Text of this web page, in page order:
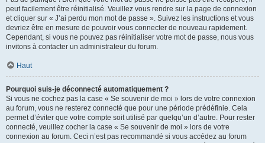
peut facilement être réinitialisé. Veuillez vous rendre sur la page de connexion
et cliquer sur « J’ai perdu mon mot de passe ». Suivez les instructions et vous
devriez être en mesure de pouvoir vous connecter de nouveau rapidement.
Cependant, si vous ne pouvez pas réinitialiser votre mot de passe, nous vous
invitons à contacter un administrateur du forum.
Haut
Pourquoi suis-je déconnecté automatiquement ?
Si vous ne cochez pas la case « Se souvenir de moi » lors de votre connexion
au forum, vous ne resterez connecté que pour une période prédéfinie. Cela
permet d’éviter que votre compte soit utilisé par quelqu’un d’autre. Pour rester
connecté, veuillez cocher la case « Se souvenir de moi » lors de votre
connexion au forum. Ceci n’est pas recommandé si vous accédez au forum